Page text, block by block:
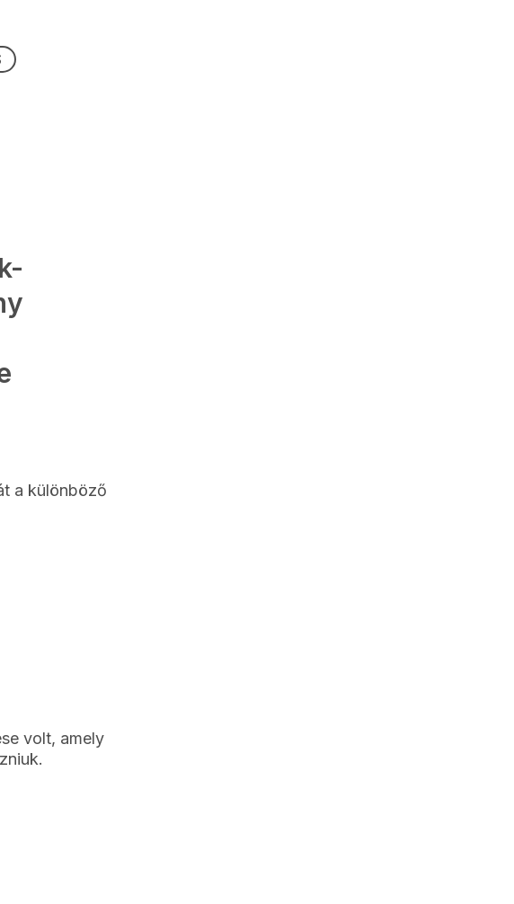
a különböző
volt, amely